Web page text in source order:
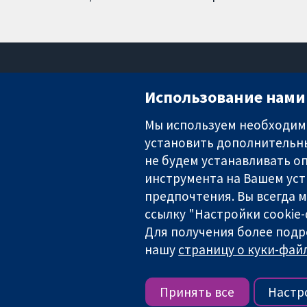
Надёжные доказательства
Информированные решения
The Cochrane Collaboration is a charity (no. 1045921) and a
Copyright © 2026 The Cochrane Collaboration
Условия использования
Использование
Мы используем
установить
не будем устанавливать
инструмента на Вашем
предпочтения. Вы всегда
ссылку "Настройки
Для получения более
нашу страницу о куки-
Принять все